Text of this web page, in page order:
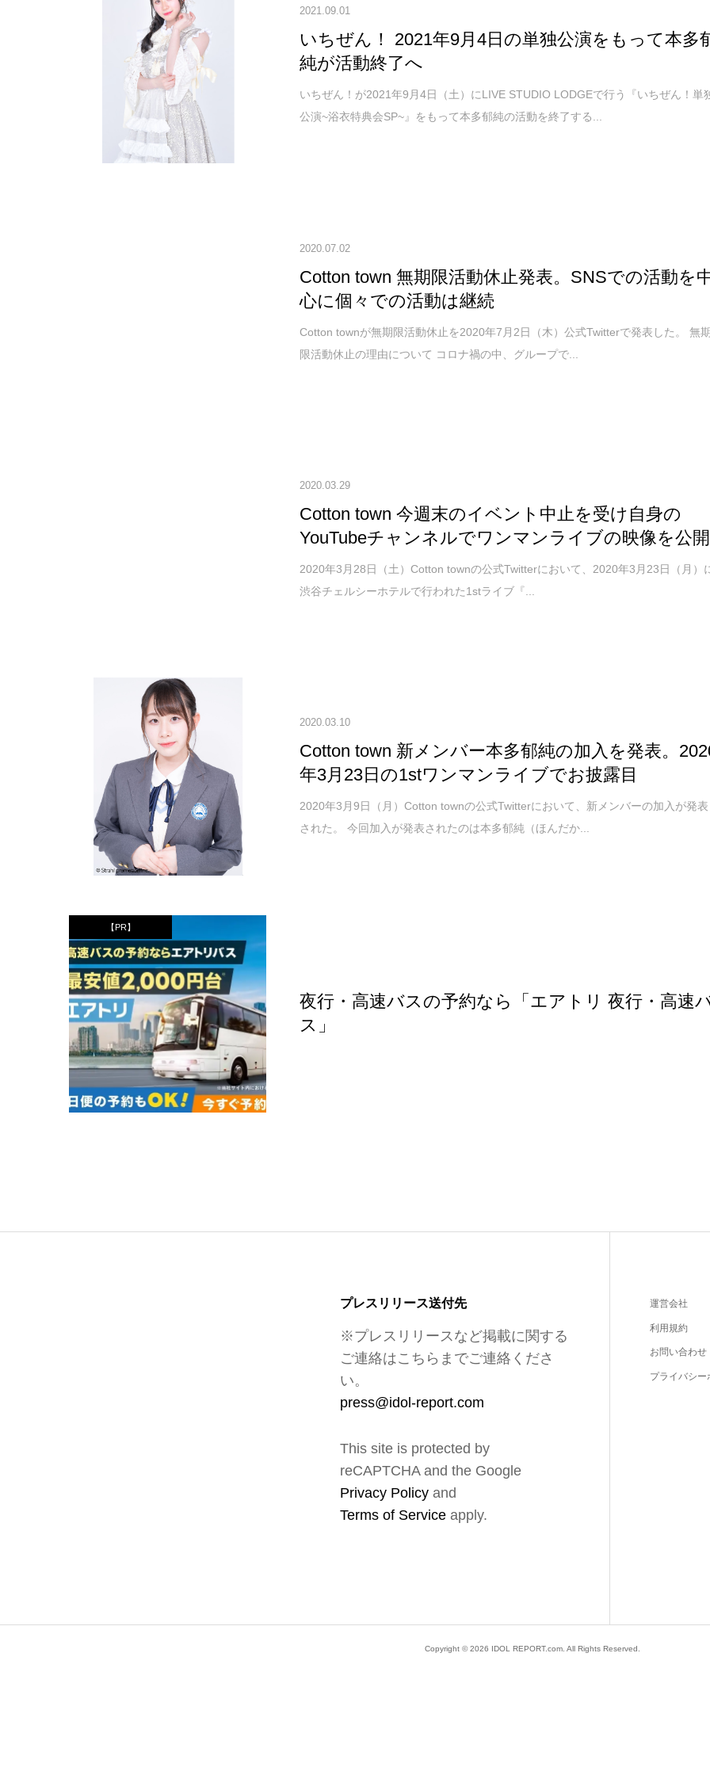
2021.09.01
いちぜん！ 2021年9月4日の単独公演をもって本多
純が活動終了へ
いちぜん！が2021年9月4日（土）にLIVE STUDIO LODGEで行う『いちぜん！単
公演~浴衣特典会SP~』をもって本多郁純の活動を終了する...
2020.07.02
Cotton town 無期限活動休止発表。SNSでの活動を
心に個々での活動は継続
Cotton townが無期限活動休止を2020年7月2日（木）公式Twitterで発表した。 無
限活動休止の理由について コロナ禍の中、グループで...
2020.03.29
Cotton town 今週末のイベント中止を受け自身の
YouTubeチャンネルでワンマンライブの映像を公開
2020年3月28日（土）Cotton townの公式Twitterにおいて、2020年3月23日（月）
渋谷チェルシーホテルで行われた1stライブ『...
2020.03.10
Cotton town 新メンバー本多郁純の加入を発表。
年3月23日の1stワンマンライブでお披露目
2020年3月9日（月）Cotton townの公式Twitterにおいて、新メンバーの加入が発表
された。 今回加入が発表されたのは本多郁純（ほんだか...
【PR】
夜行・高速バスの予約なら「エアトリ 夜行・高速
ス」
プレスリリース送付先
※プレスリリースなど掲載に関する
ご連絡はこちらまでご連絡くださ
い。
press@idol-report.com
This site is protected by
reCAPTCHA and the Google
Privacy Policyand
Terms of Serviceapply.
運営会社
利用規約
お問い合わせ
プライバシー
Copyright ©2026 IDOL REPORT.com. All Rights Reserved.